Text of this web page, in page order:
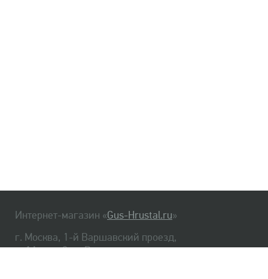
Интернет-магазин «Gus-Hrustal.ru»
г. Москва, 1-й Варшавский проезд,
д. 1А, стр. 3, м. Варшавская